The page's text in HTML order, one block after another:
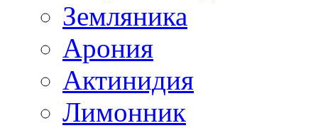
Земляника
Арония
Актинидия
Лимонник